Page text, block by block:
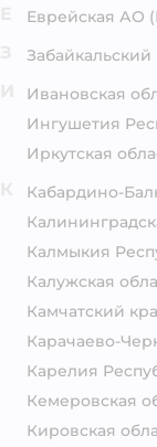
Еврейская АО
Забайкальский
Ивановская
Ингушетия
Иркутская
Кабардино-
Калмыкия
Калужская
Камчатский
Карачаево-
Карелия
Кемеровская
Кировская